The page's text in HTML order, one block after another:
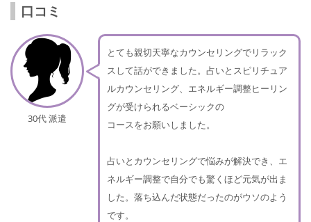
口コミ
30代 派遣
とても親切天寧なカウンセリングでリラック
スして話ができました。占いとスピリチュア
ルカウンセリング、エネルギー調整ヒーリン
グが受けられるベーシックの
コースをお願いしました。
占いとカウンセリングで悩みが解決でき、エ
ネルギー調整で自分でも驚くほど元気が出ま
した。落ち込んだ状態だったのがウソのよう
です。